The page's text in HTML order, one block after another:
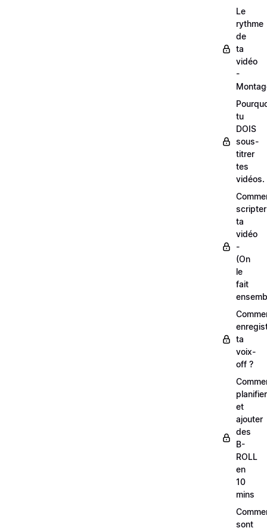
Le
rythme
de
ta
vidéo
-
tu
DOIS
sous-
titrer
tes
vidéos.
scripter
ta
vidéo
-
(On
le
fait
ta
voix-
off ?
planifier
et
ajouter
des
B-
ROLL
en
10
mins
sont